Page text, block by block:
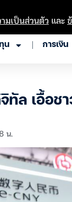
น การเงิน
ล เอื้อชา
น.
มเป็นส่วนตัว และ